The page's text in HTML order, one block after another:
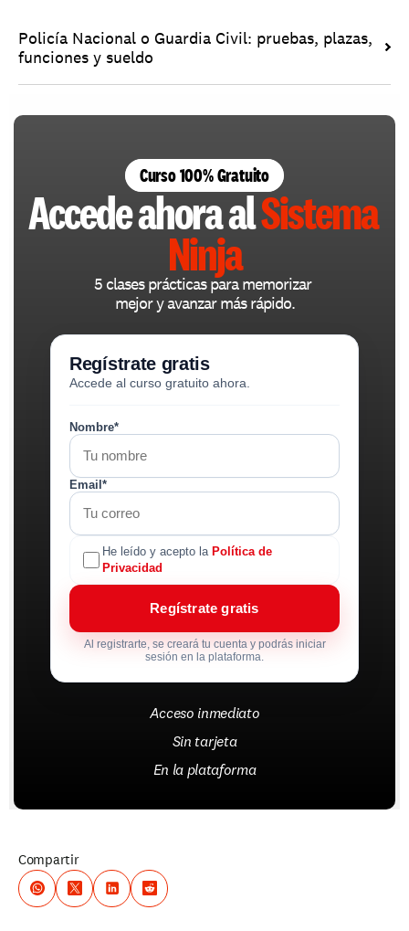
Policía Nacional o Guardia Civil: pruebas, plazas,
funciones y sueldo
Curso 100% Gratuito
Accede ahora al Sistema
Ninja
5 clases prácticas para memorizar
mejor y avanzar más rápido.
Regístrate gratis
Accede al curso gratuito ahora.
Nombre*
Email*
He leído y acepto la Política de
Privacidad
Regístrate gratis
Al registrarte, se creará tu cuenta y podrás iniciar
sesión en la plataforma.
Acceso inmediato
Sin tarjeta
En la plataforma
Compartir